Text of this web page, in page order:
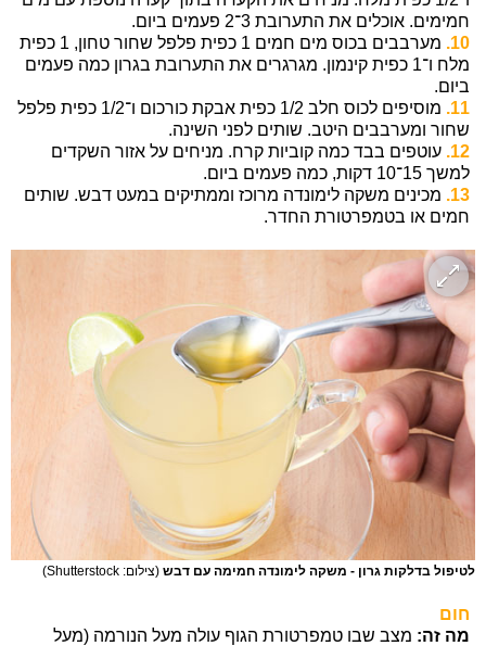
חמימים. אוכלים את התערובת 3־2 פעמים ביום.
10.
מערבבים בכוס מים חמים 1 כפית פלפל שחור טחון, 1 כפית
מלח ו־1 כפית קינמון. מגרגרים את התערובת בגרון כמה פעמים
ביום.
11.
מוסיפים לכוס חלב 1/2 כפית אבקת כורכום ו־1/2 כפית פלפל
שחור ומערבבים היטב. שותים לפני השינה.
12. עוטפים בבד כמה קוביות קרח. מניחים על אזור השקדים
למשך 15־10 דקות, כמה פעמים ביום.
13. מכינים משקה לימונדה מרוכז וממתיקים במעט דבש. שותים
חמים או בטמפרטורת החדר.
לטיפול בדלקות גרון - משקה לימונדה חמימה עם דבש (צילום: Shutterstock)
חום
מה זה: מצב שבו טמפרטורת הגוף עולה מעל הנורמה (מעל